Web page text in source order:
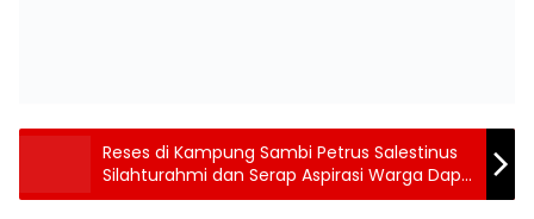
Reses di Kampung Sambi Petrus Salestinus
Silahturahmi dan Serap Aspirasi Warga Dapil
V Kota Komba